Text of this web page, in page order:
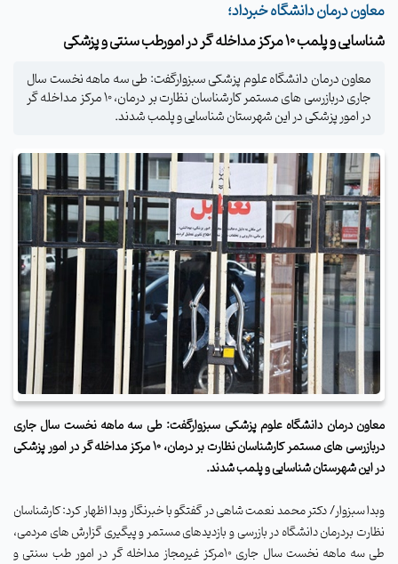
معاون درمان دانشگاه خبرداد؛
شناسایی و پلمب 10 مرکز مداخله گر در امورطب سنتی و پزشکی
معاون درمان دانشگاه علوم پزشکی سبزوارگفت: طی سه ماهه نخست سال
جاری دربازرسی های مستمر کارشناسان نظارت بر درمان، 10 مرکز مداخله گر
در امور پزشکی در این شهرستان شناسایی و پلمب شدند.
معاون درمان دانشگاه علوم پزشکی سبزوارگفت: طی سه ماهه نخست سال جاری
دربازرسی های مستمر کارشناسان نظارت بر درمان، 10 مرکز مداخله گر در امور پزشکی
در این شهرستان شناسایی و پلمب شدند.
وبدا سبزوار/ دکتر محمد نعمت شاهی در گفتگو با خبرنگار وبدا اظهار کرد: کارشناسان
نظارت بردرمان دانشگاه در بازرسی و بازدیدهای مستمر و پیگیری گزارش های مردمی،
طی سه ماهه نخست سال جاری 10مرکز غیرمجاز مداخله گر در امور طب سنتی و